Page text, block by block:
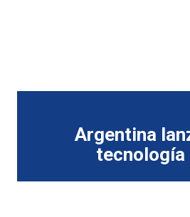
Argentina
tecnología